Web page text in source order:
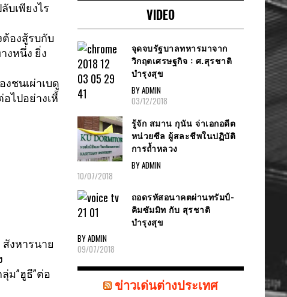
บเพียงไร
องสู้รบกับ
งหนึ่ง ยิ่ง
ชนเผ่าเบดู
ไปอย่างเหี้
สังหารนาย
ม”ฮูธี”ต่อ
VIDEO
จุดจบรัฐบาลทหารมาจาก
วิกฤตเศรษฐกิจ : ศ.สุรชาติ
บำรุงสุข
BY ADMIN
03/12/2018
รู้จัก สมาน กุนัน จ่าเอกอดีต
หน่วยซีล ผู้สละชีพในปฏิบัติ
การถ้ำหลวง
BY ADMIN
10/07/2018
ถอดรหัสอนาคตผ่านทรัมป์-
คิมซัมมิท กับ สุรชาติ
บำรุงสุข
BY ADMIN
09/07/2018
ข่าวเด่นต่างประเทศ